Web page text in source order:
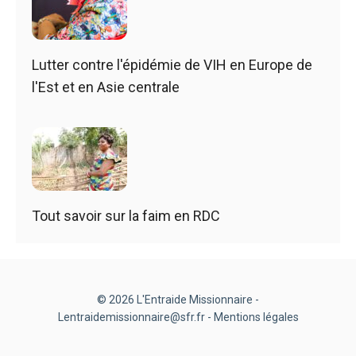
Lutter contre l'épidémie de VIH en Europe de
l'Est et en Asie centrale
Tout savoir sur la faim en RDC
© 2026 L'Entraide Missionnaire -
Lentraidemissionnaire@sfr.fr - Mentions légales